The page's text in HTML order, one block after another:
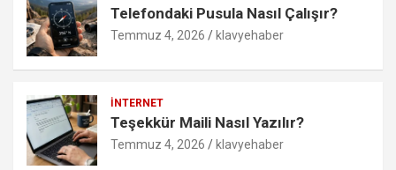
Telefondaki Pusula Nasıl Çalışır?
Temmuz 4, 2026 klavyehaber
İNTERNET
Teşekkür Maili Nasıl Yazılır?
Temmuz 4, 2026 klavyehaber